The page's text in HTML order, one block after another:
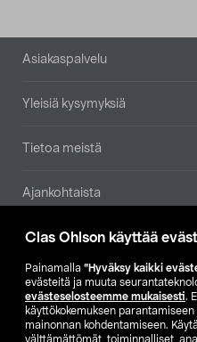
Clas Ohlson käyttää
Painamalla ”Hyväksy kaikki
evästeitä ja muuta
evästeselosteemme mukaisesti.
käyttökokemuksen
mainonnan kohdentamiseen.
välttämättömät, toiminnalliset,
Alatunniste
Asiakaspalvelu
Yleisiä kysymyksiä
Tietoa meistä
Ajankohtaista
Muut yrityksemme
Etsi
SE